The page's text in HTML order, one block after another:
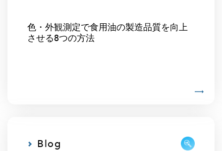
色・外観測定で食用油の製造品質を向上
させる8つの方法
Blog